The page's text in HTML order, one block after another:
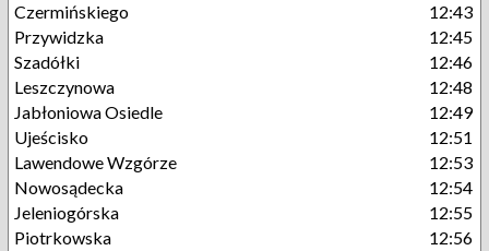
Czermińskiego
12:43
Przywidzka
12:45
Szadółki
12:46
Leszczynowa
12:48
Jabłoniowa Osiedle
12:49
Ujeścisko
12:51
Lawendowe Wzgórze
12:53
Nowosądecka
12:54
Jeleniogórska
12:55
Piotrkowska
12:56